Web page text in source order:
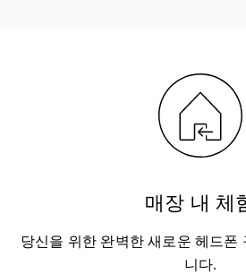
매장 내 체
당신을 위한 완벽한 새로운 헤드폰
니다.